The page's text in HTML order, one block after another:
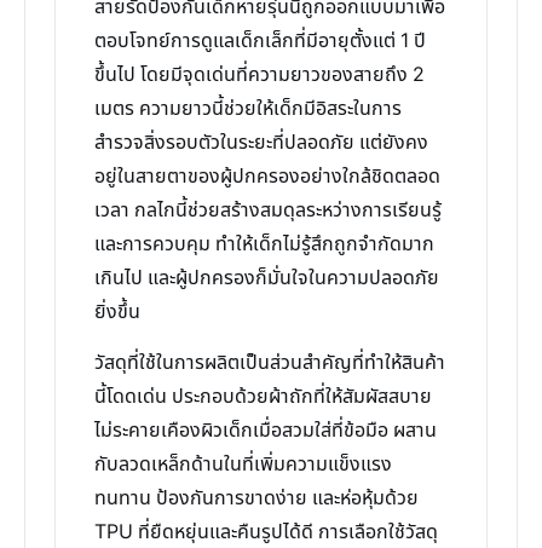
สายรัดป้องกันเด็กหายรุ่นนี้ถูกออกแบบมาเพื่อ
ตอบโจทย์การดูแลเด็กเล็กที่มีอายุตั้งแต่ 1 ปี
ขึ้นไป โดยมีจุดเด่นที่ความยาวของสายถึง 2
เมตร ความยาวนี้ช่วยให้เด็กมีอิสระในการ
สำรวจสิ่งรอบตัวในระยะที่ปลอดภัย แต่ยังคง
อยู่ในสายตาของผู้ปกครองอย่างใกล้ชิดตลอด
เวลา กลไกนี้ช่วยสร้างสมดุลระหว่างการเรียนรู้
และการควบคุม ทำให้เด็กไม่รู้สึกถูกจำกัดมาก
เกินไป และผู้ปกครองก็มั่นใจในความปลอดภัย
ยิ่งขึ้น
วัสดุที่ใช้ในการผลิตเป็นส่วนสำคัญที่ทำให้สินค้า
นี้โดดเด่น ประกอบด้วยผ้าถักที่ให้สัมผัสสบาย
ไม่ระคายเคืองผิวเด็กเมื่อสวมใส่ที่ข้อมือ ผสาน
กับลวดเหล็กด้านในที่เพิ่มความแข็งแรง
ทนทาน ป้องกันการขาดง่าย และห่อหุ้มด้วย
TPU ที่ยืดหยุ่นและคืนรูปได้ดี การเลือกใช้วัสดุ